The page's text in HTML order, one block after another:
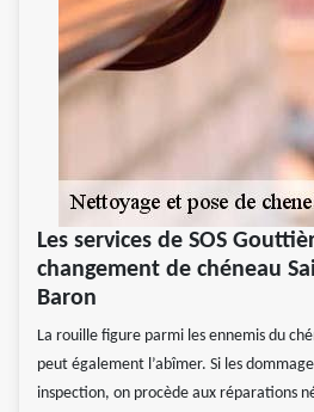
Les services de SOS
changement de chéneau
Baron
La rouille figure parmi les ennemis du
peut également l’abîmer. Si les
inspection, on procède aux réparations